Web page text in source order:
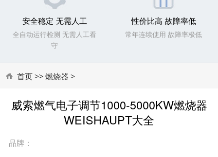
安全稳定 无需人工
全自动运行检测 无需人工看
守
性价比高 故障率低
常年连续使用 故障率极低
首页>>燃烧器 >
威索燃气电子调节1000-5000KW燃烧器
WEISHAUPT大全
品牌：